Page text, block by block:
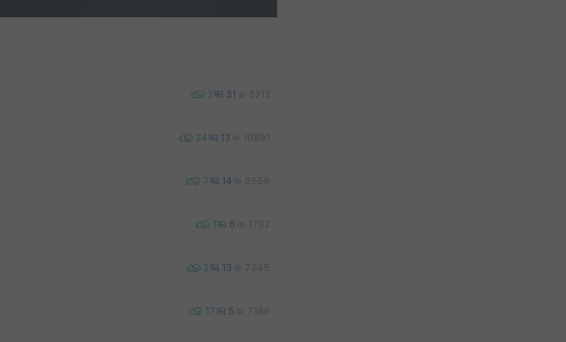
2 31 5212
24 13 10891
7 14 9559
1 6 1702
2 13 7045
17 5 7186